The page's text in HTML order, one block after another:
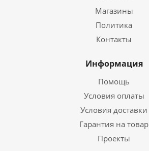
Магазины
Политика
Контакты
Информация
Помощь
Условия оплаты
Условия доставки
Гарантия на товар
Проекты